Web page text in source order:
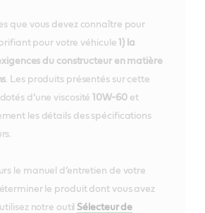
que vous devez connaître pour
pour votre véhicule 1) la
du constructeur en matière
. Les produits présentés sur cette
d’une viscosité10W-60et
les détails des spécifications
le manuel d’entretien de votre
le produit dont vous avez
notre outil Sélecteur de